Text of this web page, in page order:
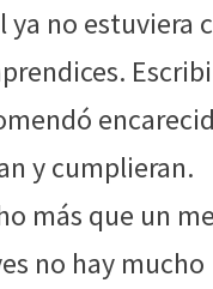
ya no
y cumplieran.
más que un
no hay